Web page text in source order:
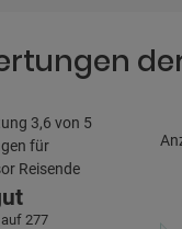
277